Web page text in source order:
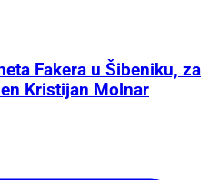
Fakera u Šibeniku, za
Kristijan Molnar